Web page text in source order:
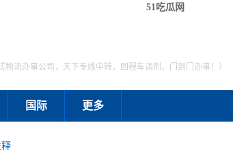
51吃瓜网
物流办事公司，天下专线中转，回程车调剂，门到门办事！）
国际 更多